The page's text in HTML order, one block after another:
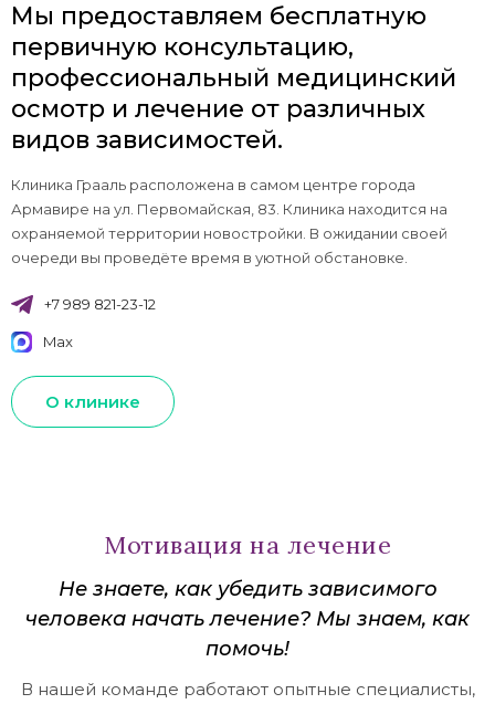
Мы предоставляем бесплатную
первичную консультацию,
профессиональный медицинский
осмотр и лечение от различных
видов зависимостей.
Клиника Грааль расположена в самом центре города
Армавире на ул. Первомайская, 83. Клиника находится на
охраняемой территории новостройки. В ожидании своей
очереди вы проведёте время в уютной обстановке.
+7 989 821-23-12
Max
О клинике
Мотивация на лечение
Не знаете, как убедить зависимого
человека начать лечение? Мы знаем, как
помочь!
В нашей команде работают опытные специалисты,